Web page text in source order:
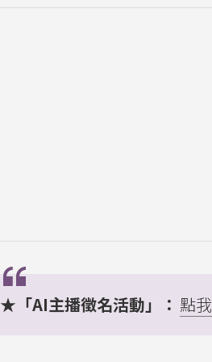
★「AI主播徵名活動」： 點